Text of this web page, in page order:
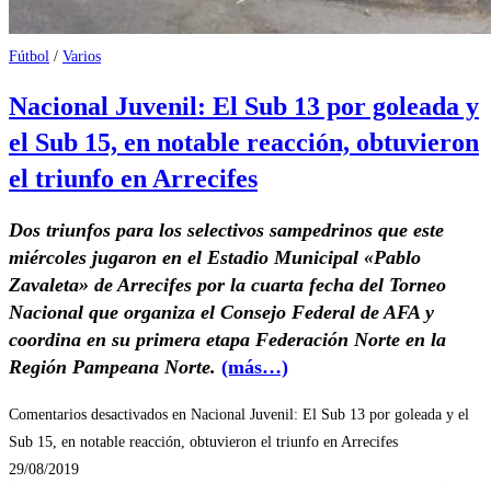
Fútbol / Varios
Nacional Juvenil: El Sub 13 por goleada y
el Sub 15, en notable reacción, obtuvieron
el triunfo en Arrecifes
Dos triunfos para los selectivos sampedrinos que este
miércoles jugaron en el Estadio Municipal «Pablo
Zavaleta» de Arrecifes por la cuarta fecha del Torneo
Nacional que organiza el Consejo Federal de AFA y
coordina en su primera etapa Federación Norte en la
Región Pampeana Norte. (más…)
Comentarios desactivados en Nacional Juvenil: El Sub 13 por goleada y el
Sub 15, en notable reacción, obtuvieron el triunfo en Arrecifes
29/08/2019